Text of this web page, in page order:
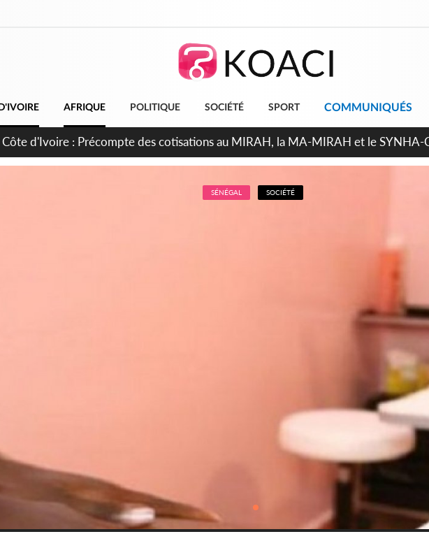
AFRIQUE POLITIQUE SOCIÉTÉ SPORT COMMUNIQUÉS
Côte d'Ivoire : Indépendance 2026, Thiam plaide pour un environnement
SÉNÉGAL SOCIÉTÉ